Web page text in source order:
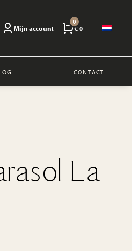
Mijn account
0
€ 0
CONTACT
La